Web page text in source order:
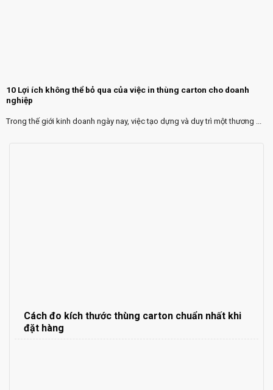
10 Lợi ích không thể bỏ qua của việc in thùng carton cho doanh
nghiệp
Trong thế giới kinh doanh ngày nay, việc tạo dựng và duy trì một thương ...
Cách đo kích thước thùng carton chuẩn nhất khi
đặt hàng